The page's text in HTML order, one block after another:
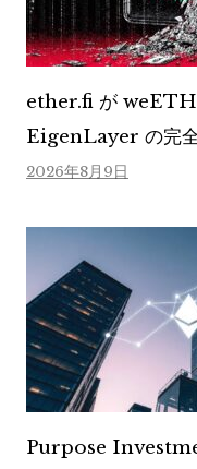
ether.fi が weETH
EigenLayer の完全
2026年8月9日
Purpose